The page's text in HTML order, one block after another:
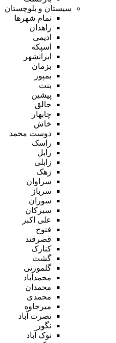
سیستان و بلوچستان
تمام شهر‌ها
زاهدان
ادیمی
اسپکه
ایرانشهر
بزمان
بمپور
بنت
پیشین
جالق
چابهار
خاش
دوست محمد
راسک
زابل
زابلی
زهک
سراوان
سرباز
سوران
سیرکان
علی اکبر
فنوج
قصرقند
کنارک
گشت
گلمورتی
محمدآباد
محمدان
محمدی
میرجاوه
نصرت آباد
نگور
نوک آباد